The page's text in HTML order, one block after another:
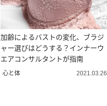
加齢によるバストの変化、ブラジ
ャー選びはどうする？インナーウ
エアコンサルタントが指南
心と体 2021.03.26